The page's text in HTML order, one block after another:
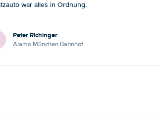
war alles in Ordnung.
Peter Richinger
Alamo München Bahnhof